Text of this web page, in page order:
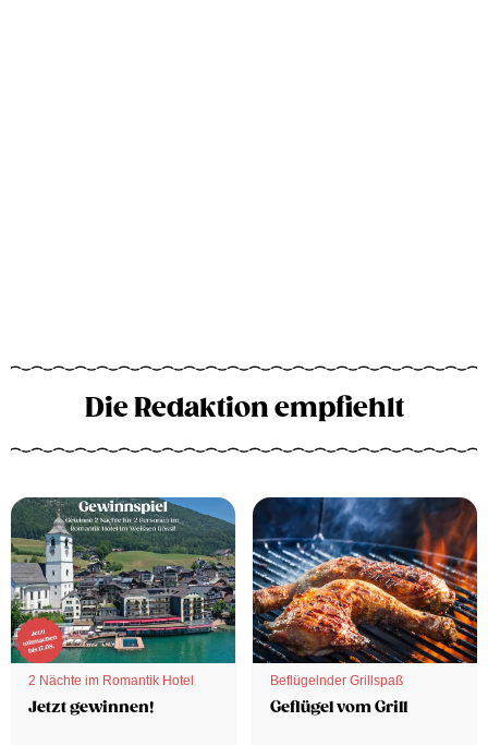
Die Redaktion empfiehlt
2 Nächte im Romantik Hotel
Jetzt gewinnen!
Beflügelnder Grillspaß
Geflügel vom Grill